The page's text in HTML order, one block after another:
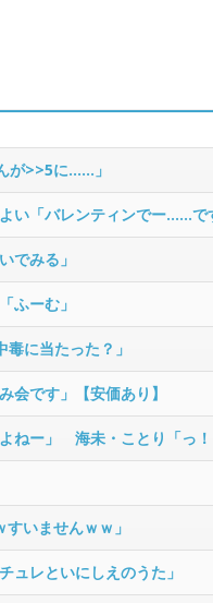
が>>5に……」
い「バレンティンでー……で
でみる」
ふーむ」
に当たった？」
会です」【安価あり】
ねー」 海未・ことり「っ！
いませんｗｗ」
ュレといにしえのうた」